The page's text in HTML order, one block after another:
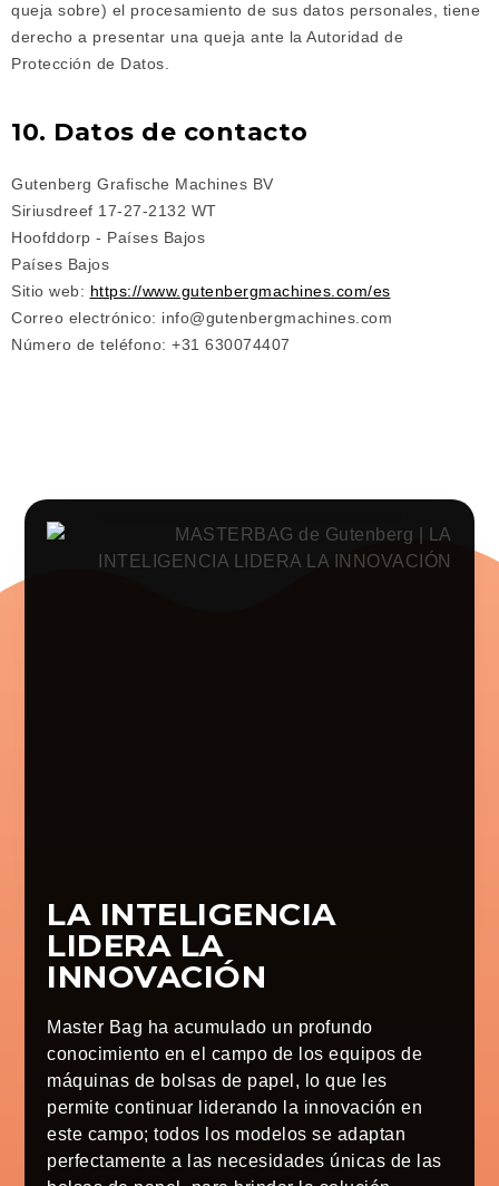
queja sobre) el procesamiento de sus datos personales, tiene
derecho a presentar una queja ante la Autoridad de
Protección de Datos.
10. Datos de contacto
Gutenberg Grafische Machines BV
Siriusdreef 17-27-2132 WT
Hoofddorp - Países Bajos
Países Bajos
Sitio web: https://www.gutenbergmachines.com/es
Correo electrónico: info@gutenbergmachines.com
Número de teléfono: +31 630074407
LA INTELIGENCIA
LIDERA LA
INNOVACIÓN
Master Bag ha acumulado un profundo
conocimiento en el campo de los equipos de
máquinas de bolsas de papel, lo que les
permite continuar liderando la innovación en
este campo; todos los modelos se adaptan
perfectamente a las necesidades únicas de las